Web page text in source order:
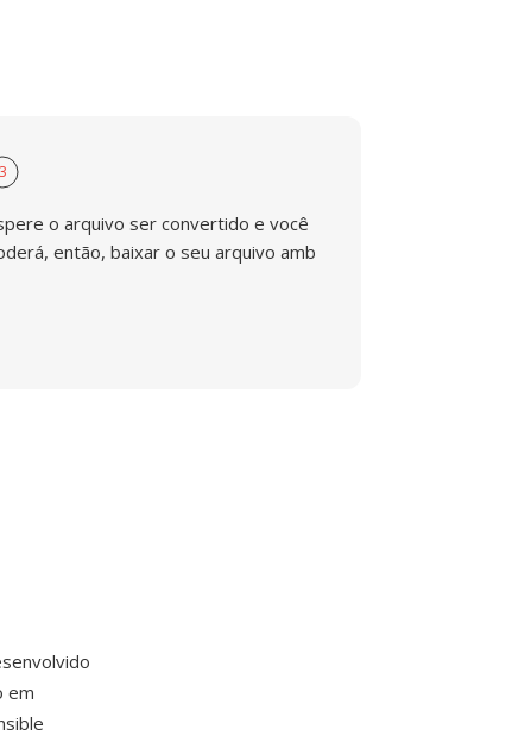
3
o arquivo ser convertido e você
então, baixar o seu arquivo amb
em